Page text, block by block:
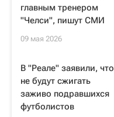
главным тренером
"Челси", пишут СМИ
09 мая 2026
В "Реале" заявили, что
не будут сжигать
заживо подравшихся
футболистов